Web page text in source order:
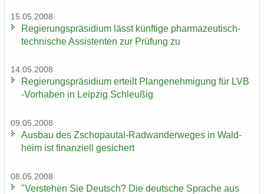
15.05.2008
Re­gie­rungs­prä­si­di­um lässt künf­ti­ge pharmazeutisch-​
technische As­sis­ten­ten zur Prü­fung zu
14.05.2008
Re­gie­rungs­prä­si­di­um er­teilt Plan­ge­neh­mi­gung für LVB
-​Vorhaben in Leip­zig Schleu­ßig
09.05.2008
Aus­bau des Zschopautal-​Radwanderweges in Wald­
heim ist fi­nan­zi­ell ge­si­chert
08.05.2008
"Ver­ste­hen Sie Deutsch? Die deut­sche Spra­che aus